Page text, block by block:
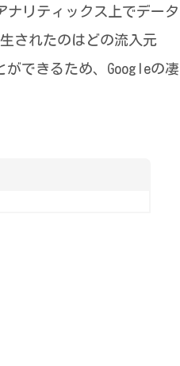
ナリティックス上でデータ
されたのはどの流入元
ができるため、Googleの凄